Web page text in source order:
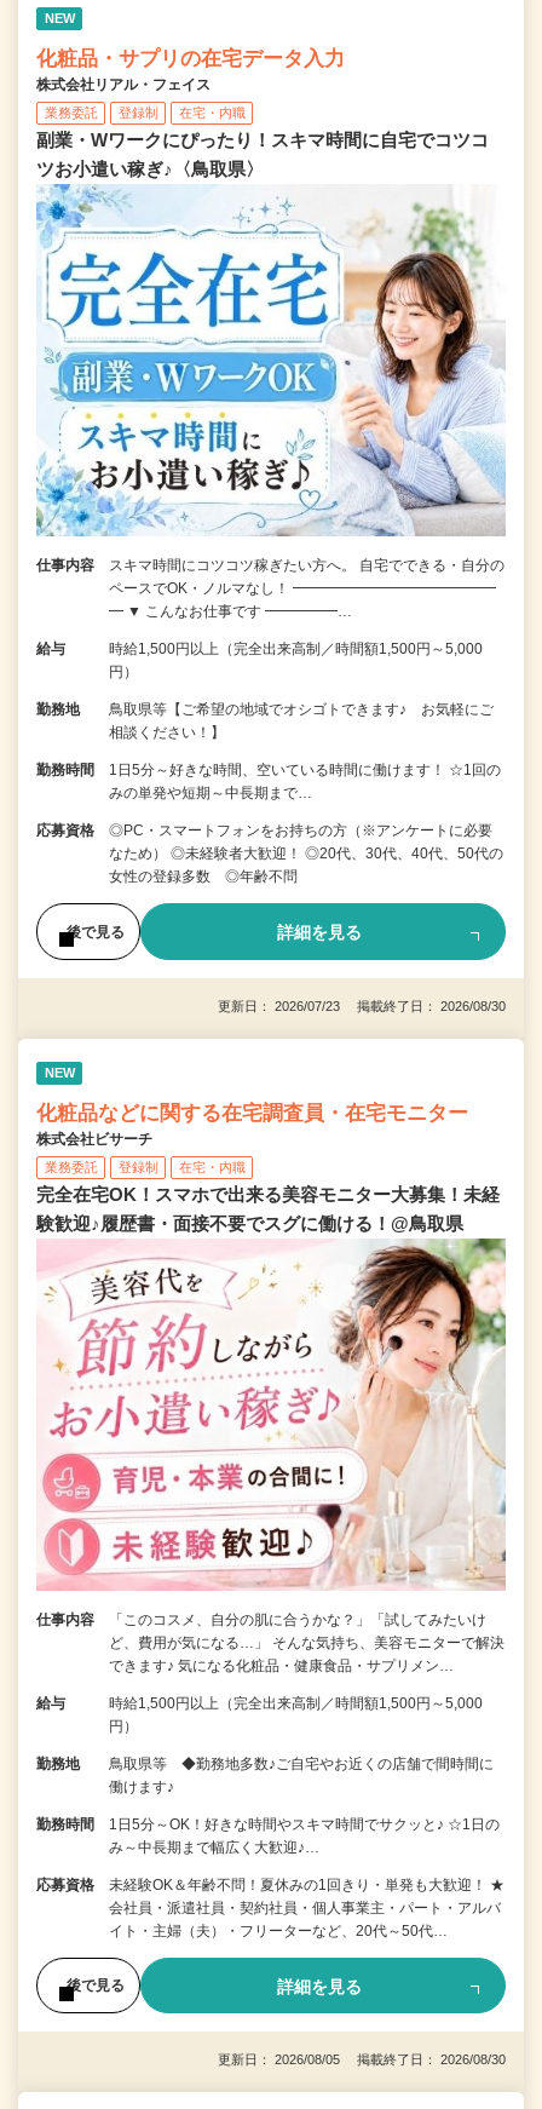
NEW
化粧品・サプリの在宅データ入力
株式会社リアル・フェイス
業務委託 登録制 在宅・内職
副業・Wワークにぴったり！スキマ時間に自宅でコツコ
ツお小遣い稼ぎ♪〈鳥取県〉
仕事内容
スキマ時間にコツコツ稼ぎたい方へ。 自宅でできる・自分の
ペースでOK・ノルマなし！ ━━━━━━━━━━━━━━
━ ▼ こんなお仕事です ━━━━━…
給与
時給1,500円以上（完全出来高制／時間額1,500円～5,000
円）
勤務地
鳥取県等【ご希望の地域でオシゴトできます♪ お気軽にご
相談ください！】
勤務時間
1日5分～好きな時間、空いている時間に働けます！ ☆1回の
みの単発や短期～中長期まで…
応募資格
◎PC・スマートフォンをお持ちの方（※アンケートに必要
なため） ◎未経験者大歓迎！ ◎20代、30代、40代、50代の
女性の登録多数 ◎年齢不問
後で見る 詳細を見る
更新日： 2026/07/23 掲載終了日： 2026/08/30
NEW
化粧品などに関する在宅調査員・在宅モニター
株式会社ビサーチ
業務委託 登録制 在宅・内職
完全在宅OK！スマホで出来る美容モニター大募集！未経
験歓迎♪履歴書・面接不要でスグに働ける！@鳥取県
仕事内容
「このコスメ、自分の肌に合うかな？」「試してみたいけ
ど、費用が気になる…」 そんな気持ち、美容モニターで解決
できます♪ 気になる化粧品・健康食品・サプリメン…
給与
時給1,500円以上（完全出来高制／時間額1,500円～5,000
円）
勤務地
鳥取県等 ◆勤務地多数♪ご自宅やお近くの店舗で間時間に
働けます♪
勤務時間
1日5分～OK！好きな時間やスキマ時間でサクッと♪ ☆1日の
み～中長期まで幅広く大歓迎♪…
応募資格
未経験OK＆年齢不問！夏休みの1回きり・単発も大歓迎！ ★
会社員・派遣社員・契約社員・個人事業主・パート・アルバ
イト・主婦（夫）・フリーターなど、20代～50代…
後で見る 詳細を見る
更新日： 2026/08/05 掲載終了日： 2026/08/30